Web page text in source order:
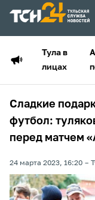
Тула в
лицах
Сладкие
футбол:
перед матчем
24 марта 2023, 16:20